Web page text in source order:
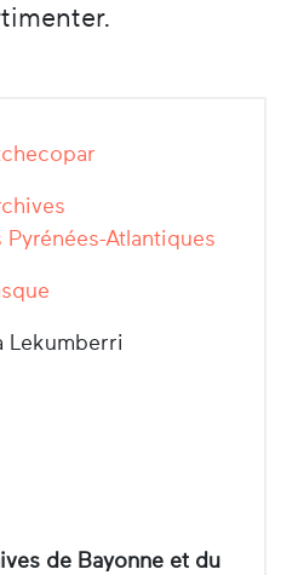
Atlantiques
Lekumberri
de Bayonne et du